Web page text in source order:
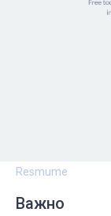
Resmume
Важно